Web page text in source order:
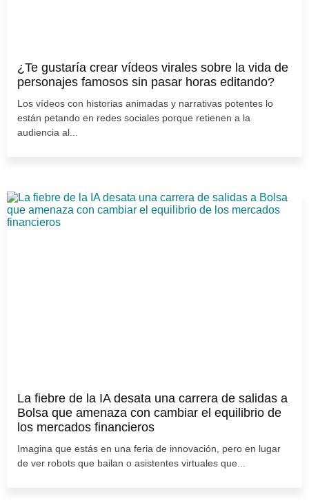
¿Te gustaría crear vídeos virales sobre la vida de
personajes famosos sin pasar horas editando?
Los vídeos con historias animadas y narrativas potentes lo
están petando en redes sociales porque retienen a la
audiencia al...
La fiebre de la IA desata una carrera de salidas a
Bolsa que amenaza con cambiar el equilibrio de
los mercados financieros
Imagina que estás en una feria de innovación, pero en lugar
de ver robots que bailan o asistentes virtuales que...